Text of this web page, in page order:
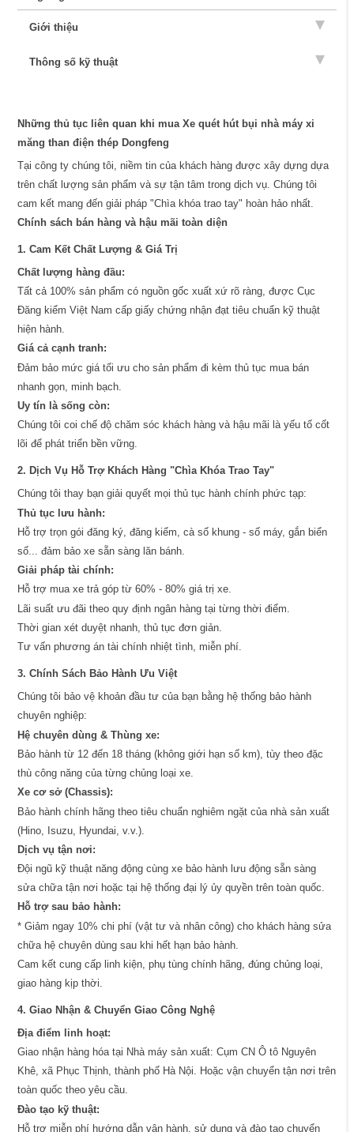
Giới thiệu
Thông số kỹ thuật
Những thủ tục liên quan khi mua Xe quét hút bụi nhà máy xi
măng than điện thép Dongfeng
Tại công ty chúng tôi, niềm tin của khách hàng được xây dựng dựa
trên chất lượng sản phẩm và sự tận tâm trong dịch vụ. Chúng tôi
cam kết mang đến giải pháp "Chìa khóa trao tay" hoàn hảo nhất.
Chính sách bán hàng và hậu mãi toàn diện
1. Cam Kết Chất Lượng & Giá Trị
Chất lượng hàng đầu:
Tất cả 100% sản phẩm có nguồn gốc xuất xứ rõ ràng, được Cục
Đăng kiểm Việt Nam cấp giấy chứng nhận đạt tiêu chuẩn kỹ thuật
hiện hành.
Giá cả cạnh tranh:
Đảm bảo mức giá tối ưu cho sản phẩm đi kèm thủ tục mua bán
nhanh gọn, minh bạch.
Uy tín là sống còn:
Chúng tôi coi chế độ chăm sóc khách hàng và hậu mãi là yếu tố cốt
lõi để phát triển bền vững.
2. Dịch Vụ Hỗ Trợ Khách Hàng "Chìa Khóa Trao Tay"
Chúng tôi thay bạn giải quyết mọi thủ tục hành chính phức tạp:
Thủ tục lưu hành:
Hỗ trợ trọn gói đăng ký, đăng kiểm, cà số khung - số máy, gắn biển
số... đảm bảo xe sẵn sàng lăn bánh.
Giải pháp tài chính:
Hỗ trợ mua xe trả góp từ 60% - 80% giá trị xe.
Lãi suất ưu đãi theo quy định ngân hàng tại từng thời điểm.
Thời gian xét duyệt nhanh, thủ tục đơn giản.
Tư vấn phương án tài chính nhiệt tình, miễn phí.
3. Chính Sách Bảo Hành Ưu Việt
Chúng tôi bảo vệ khoản đầu tư của bạn bằng hệ thống bảo hành
chuyên nghiệp:
Hệ chuyên dùng & Thùng xe:
Bảo hành từ 12 đến 18 tháng (không giới hạn số km), tùy theo đặc
thù công năng của từng chủng loại xe.
Xe cơ sở (Chassis):
Bảo hành chính hãng theo tiêu chuẩn nghiêm ngặt của nhà sản xuất
(Hino, Isuzu, Hyundai, v.v.).
Dịch vụ tận nơi:
Đội ngũ kỹ thuật năng động cùng xe bảo hành lưu động sẵn sàng
sửa chữa tận nơi hoặc tại hệ thống đại lý ủy quyền trên toàn quốc.
Hỗ trợ sau bảo hành:
* Giảm ngay 10% chi phí (vật tư và nhân công) cho khách hàng sửa
chữa hệ chuyên dùng sau khi hết hạn bảo hành.
Cam kết cung cấp linh kiện, phụ tùng chính hãng, đúng chủng loại,
giao hàng kịp thời.
4. Giao Nhận & Chuyển Giao Công Nghệ
Địa điểm linh hoạt:
Giao nhận hàng hóa tại Nhà máy sản xuất: Cụm CN Ô tô Nguyên
Khê, xã Phục Thịnh, thành phố Hà Nội. Hoặc vận chuyển tận nơi trên
toàn quốc theo yêu cầu.
Đào tạo kỹ thuật:
Hỗ trợ miễn phí hướng dẫn vận hành, sử dụng và đào tạo chuyển